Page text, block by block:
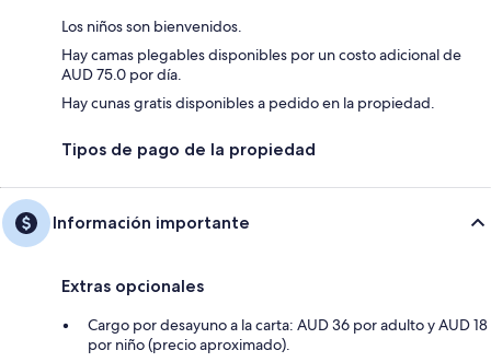
Los niños son bienvenidos.
Hay camas plegables disponibles por un costo adicional de
AUD 75.0 por día.
Hay cunas gratis disponibles a pedido en la propiedad.
Tipos de pago de la propiedad
Información importante
Extras opcionales
Cargo por desayuno a la carta: AUD 36 por adulto y AUD 18
por niño (precio aproximado).